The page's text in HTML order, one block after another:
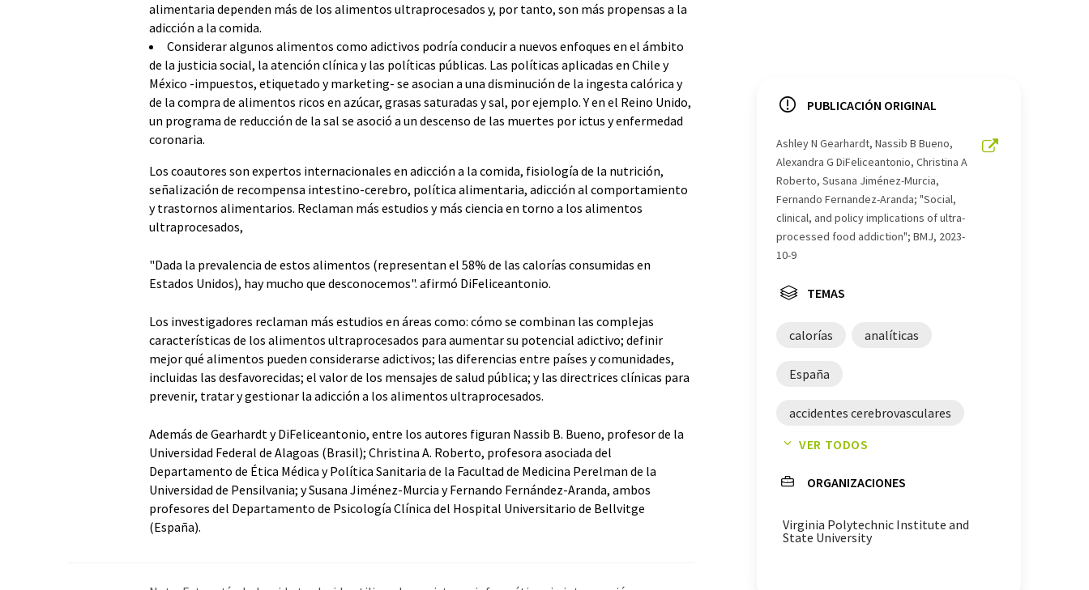
alimentaria dependen más de los alimentos ultraprocesados y, por tanto, son más propensas a la
adicción a la comida.
Considerar algunos alimentos como adictivos podría conducir a nuevos enfoques en el ámbito
de la justicia social, la atención clínica y las políticas públicas. Las políticas aplicadas en Chile y
México -impuestos, etiquetado y marketing- se asocian a una disminución de la ingesta calórica y
de la compra de alimentos ricos en azúcar, grasas saturadas y sal, por ejemplo. Y en el Reino Unido,
un programa de reducción de la sal se asoció a un descenso de las muertes por ictus y enfermedad
coronaria.
Los coautores son expertos internacionales en adicción a la comida, fisiología de la nutrición,
señalización de recompensa intestino-cerebro, política alimentaria, adicción al comportamiento
y trastornos alimentarios. Reclaman más estudios y más ciencia en torno a los alimentos
ultraprocesados,
"Dada la prevalencia de estos alimentos (representan el 58% de las calorías consumidas en
Estados Unidos), hay mucho que desconocemos". afirmó DiFeliceantonio.
Los investigadores reclaman más estudios en áreas como: cómo se combinan las complejas
características de los alimentos ultraprocesados para aumentar su potencial adictivo; definir
mejor qué alimentos pueden considerarse adictivos; las diferencias entre países y comunidades,
incluidas las desfavorecidas; el valor de los mensajes de salud pública; y las directrices clínicas para
prevenir, tratar y gestionar la adicción a los alimentos ultraprocesados.
Además de Gearhardt y DiFeliceantonio, entre los autores figuran Nassib B. Bueno, profesor de la
Universidad Federal de Alagoas (Brasil); Christina A. Roberto, profesora asociada del
Departamento de Ética Médica y Política Sanitaria de la Facultad de Medicina Perelman de la
Universidad de Pensilvania; y Susana Jiménez-Murcia y Fernando Fernández-Aranda, ambos
profesores del Departamento de Psicología Clínica del Hospital Universitario de Bellvitge
(España).
PUBLICACIÓN ORIGINAL
Ashley N Gearhardt, Nassib B Bueno,
Alexandra G DiFeliceantonio, Christina A
Roberto, Susana Jiménez-Murcia,
Fernando Fernandez-Aranda; "Social,
clinical, and policy implications of ultra-
processed food addiction"; BMJ, 2023-
10-9
TEMAS
calorías analíticas
España
accidentes cerebrovasculares
cerebro medicina
obesidad Reino Unido
Brasil agricultura
VER TODOS
ORGANIZACIONES
Virginia Polytechnic Institute and
State University